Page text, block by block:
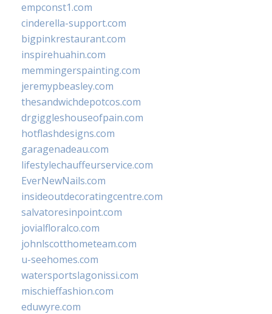
empconst1.com
cinderella-support.com
bigpinkrestaurant.com
inspirehuahin.com
memmingerspainting.com
jeremypbeasley.com
thesandwichdepotcos.com
drgiggleshouseofpain.com
hotflashdesigns.com
garagenadeau.com
lifestylechauffeurservice.com
EverNewNails.com
insideoutdecoratingcentre.com
salvatoresinpoint.com
jovialfloralco.com
johnlscotthometeam.com
u-seehomes.com
watersportslagonissi.com
mischieffashion.com
eduwyre.com